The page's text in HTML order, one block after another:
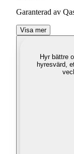
Garanterad av
Visa mer
Hyr bättre
hyresvärd,